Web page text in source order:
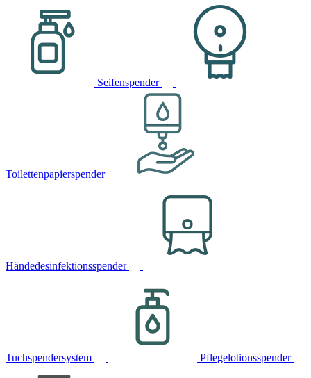
Seifenspender
Toilettenpapierspender
Händedesinfektionsspender
Tuchspendersystem Pflegelotionsspender